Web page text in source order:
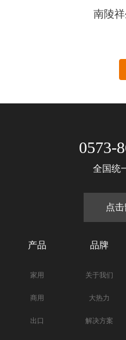
南陵
0573-
全国统
点
产品
家用
商用
出口
品牌
关于我们
大热力
解决方案